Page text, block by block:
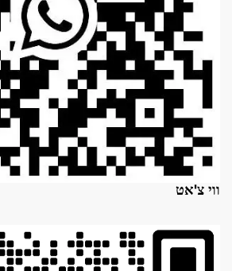
ווי צ'אט